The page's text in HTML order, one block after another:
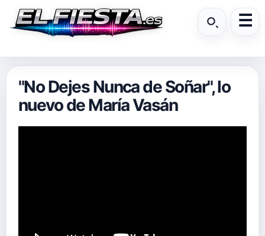
"No Dejes Nunca de Soñar", lo
nuevo de María Vasán